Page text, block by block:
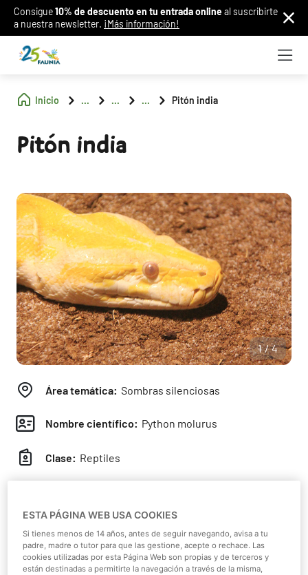
Consigue10% de descuento en tu entrada onlineal suscribirte
a nuestra newsletter. ¡Más información!
Inicio ... ... ... Pitón india
Pitón india
1/4
Área temática: Sombras silenciosas
Nombre científico: Python molurus
Clase: Reptiles
Dieta:Carnívoro
ESTA PÁGINA WEB USA COOKIES
Si tienes menos de 14 años, antes de seguir navegando, avisa a tu
padre, madre o tutor para que las gestione, acepte o rechace. Las
cookies utilizadas por esta Página Web son propias y de terceros y
están destinadas a permitirte la navegación a través de la misma,